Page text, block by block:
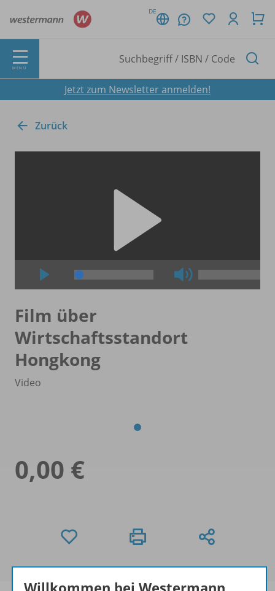
DE
MENÜ
Jetzt zum Newsletter anmelden!
Zurück
Film über
Wirtschaftsstandort
Hongkong
Video
0,00 €
Willkommen bei Westermann